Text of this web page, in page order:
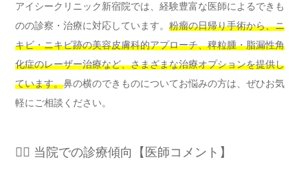
アイシークリニック新宿院では、経験豊富な医師によるできも
のの診察・治療に対応しています。 粉瘤の日帰り手術から、ニ
キビ・ニキビ跡の美容皮膚科的アプローチ、稗粒腫・脂漏性角
化症のレーザー治療など、さまざまな治療オプションを提供し
ています。鼻の横のできものについてお悩みの方は、ぜひお気
軽にご相談ください。
👨‍⚕️ 当院での診療傾向【医師コメント】